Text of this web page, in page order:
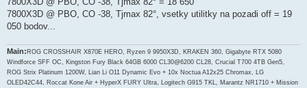
7800X3D @ PBO, CO -38, Tjmax 82°, vsetky utilitky na pozadi off = 19
050 bodov...
Main: ROG CROSSHAIR X870E HERO, Ryzen 9 9950X3D, KRAKEN 360, Gigabyte RTX 5080
Windforce SFF OC, Kingston Fury Black 64GB 6000 CL30@6200 CL28, Crucial T700 4TB Gen5,
ROG Strix Platinum 1200W, Lian Li O11 Dynamic Evo + 10x Noctua A12x25 Chromax, LG
OLED42C44, Roccat Kone Air + HyperX FURY Ultra, Logitech G915 TKL, Marantz NR1710 + Mission